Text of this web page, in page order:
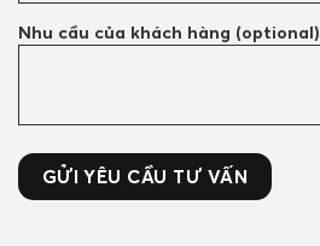
Nhu cầu của khách hàng (optional)